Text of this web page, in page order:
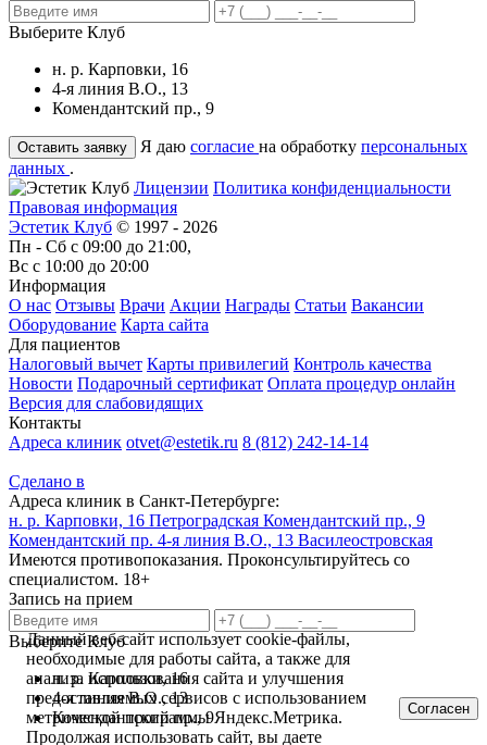
Выберите Клуб
н. р. Карповки, 16
4-я линия В.О., 13
Комендантский пр., 9
Я даю согласие на обработку персональных
данных .
Лицензии Политика конфиденциальности
Правовая информация
Эстетик Клуб © 1997 - 2026
Пн - Сб с 09:00 до 21:00,
Вс с 10:00 до 20:00
Информация
О нас Отзывы Врачи Акции Награды Статьи Вакансии
Оборудование Карта сайта
Для пациентов
Налоговый вычет Карты привилегий Контроль качества
Новости Подарочный сертификат Оплата процедур онлайн
Версия для слабовидящих
Контакты
Адреса клиник otvet@estetik.ru 8 (812) 242-14-14
Сделано в
Адреса клиник в Санкт-Петербурге:
н. р. Карповки, 16 Петроградская Комендантский пр., 9
Комендантский пр. 4-я линия В.О., 13 Василеостровская
Имеются противопоказания. Проконсультируйтесь со
специалистом. 18+
Запись на прием
Выберите Клуб
н. р. Карповки, 16
4-я линия В.О., 13
Комендантский пр., 9
Данный веб-сайт использует cookie-файлы,
необходимые для работы сайта, а также для
анализа использования сайта и улучшения
предоставляемых сервисов с использованием
метрической программы Яндекс.Метрика.
Продолжая использовать сайт, вы даете
Согласен